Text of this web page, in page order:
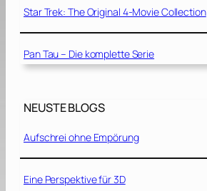
Star Trek: The Original 4-Movie Collection
Pan Tau – Die komplette Serie
NEUSTE BLOGS
Aufschrei ohne Empörung
Eine Perspektive für 3D